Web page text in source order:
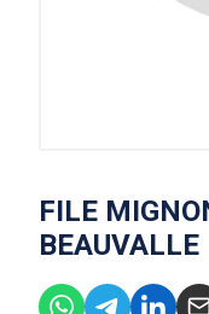
FILE
BEAUVALLE